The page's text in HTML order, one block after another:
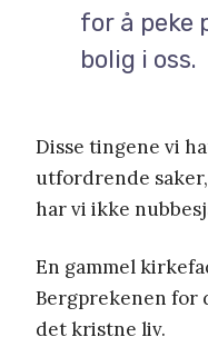
for å peke
bolig i oss.
Disse tingene vi
utfordrende
har vi ikke
En gammel
Bergprekenen for
det kristne liv.